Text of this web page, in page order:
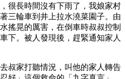
很長時間沒有下雨了，我娘家村
三輪車到井上拉水澆菜園子。由
搖晃的厲害，在倒車時叔叔控制
下。被人發現後，趕緊通知家人
叔家打聽情況，叫他的家人轉告